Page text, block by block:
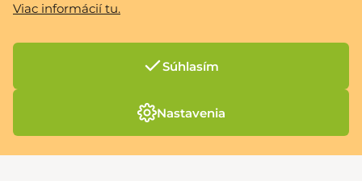
Viac informácií tu.
Súhlasím
Nastavenia
Instagram
WhatsApp